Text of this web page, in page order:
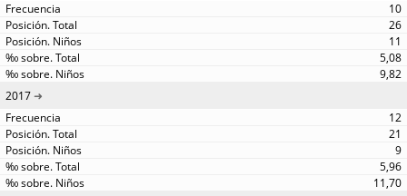
10
26
11
5,08
9,82
2017
12
21
9
5,96
11,70